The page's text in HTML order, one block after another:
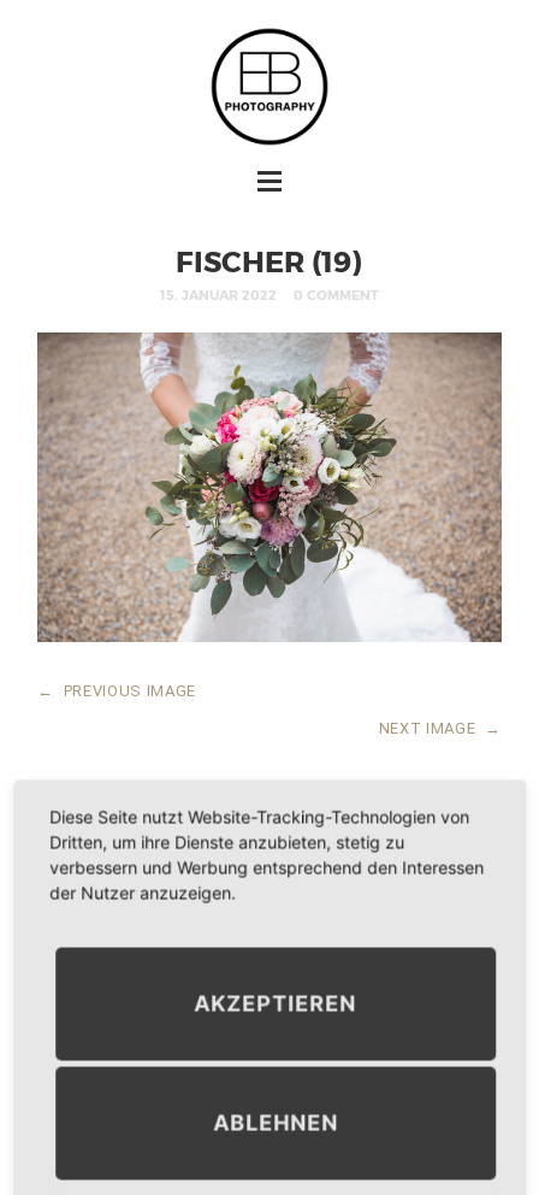
FISCHER (19)
15. JANUAR 2022 0 COMMENT
← PREVIOUS IMAGE
NEXT IMAGE →
LEAVE A COMMENT
Diese Seite nutzt Website-Tracking-Technologien von
Dritten, um ihre Dienste anzubieten, stetig zu
verbessern und Werbung entsprechend den Interessen
der Nutzer anzuzeigen.
AKZEPTIEREN
ABLEHNEN